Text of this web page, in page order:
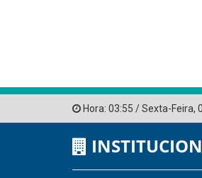
Hora: 03:55 /Sexta-Feira,